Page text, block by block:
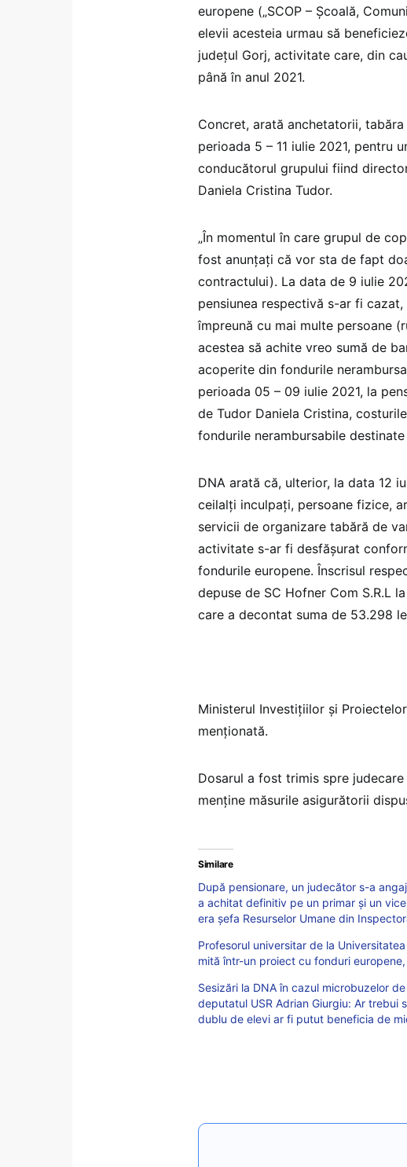
europene („SCOP – Şcoală,
elevii acesteia urmau să
judeţul Gorj, activitate care, din
până în anul 2021.
Concret, arată anchetatorii,
perioada 5 – 11 iulie 2021, pentru
conducătorul grupului fiind
Daniela Cristina Tudor.
„În momentul în care grupul de
fost anunţaţi că vor sta de fapt
contractului). La data de 9 iulie
pensiunea respectivă s-ar fi cazat,
împreună cu mai multe persoane
acestea să achite vreo sumă de
acoperite din fondurile
perioada 05 – 09 iulie 2021, la
de Tudor Daniela Cristina,
fondurile nerambursabile
DNA arată că, ulterior, la data 12
ceilalţi inculpaţi, persoane fizice,
servicii de organizare tabără de
activitate s-ar fi desfăşurat
fondurile europene. Înscrisul
depuse de SC Hofner Com S.R.L
care a decontat suma de 53.298
Ministerul Investiţiilor şi
menţionată.
Dosarul a fost trimis spre
menţine măsurile asigurătorii
Similare
După pensionare, un judecător s-a
a achitat definitiv pe un primar și un
era șefa Resurselor Umane din
Profesorul universitar de la
mită într-un proiect cu fonduri
Sesizări la DNA în cazul microbuzelor
deputatul USR Adrian Giurgiu: Ar trebui
dublu de elevi ar fi putut beneficia de